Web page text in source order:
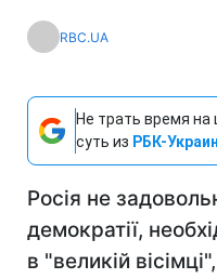
RBC.UA
Не трать время на
суть из РБК-
Росія не
демократії,
в "великій